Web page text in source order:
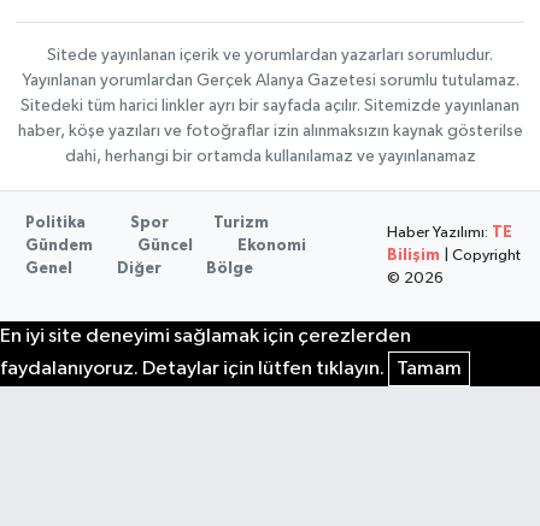
Sitede yayınlanan içerik ve yorumlardan yazarları sorumludur.
Yayınlanan yorumlardan Gerçek Alanya Gazetesi sorumlu tutulamaz.
Sitedeki tüm harici linkler ayrı bir sayfada açılır. Sitemizde yayınlanan
haber, köşe yazıları ve fotoğraflar izin alınmaksızın kaynak gösterilse
dahi, herhangi bir ortamda kullanılamaz ve yayınlanamaz
Politika Spor
Turizm
Gündem
Güncel
Ekonomi
Genel
Diğer Bölge
Haber Yazılımı: TE
Bilişim | Copyright
© 2026
En iyi site deneyimi sağlamak için çerezlerden
faydalanıyoruz. Detaylar için lütfen tıklayın.
Tamam